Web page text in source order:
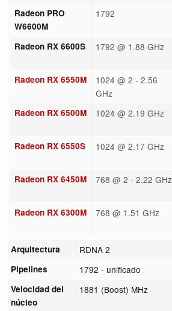
Radeon PRO
W6600M
1792
Radeon RX 6600S 1792 @ 1.88 GHz
Radeon RX 6550M
1024 @ 2 - 2.56
GHz
Radeon RX 6500M 1024 @ 2.19 GHz
Radeon RX 6550S 1024 @ 2.17 GHz
Radeon RX 6450M 768 @ 2 - 2.22 GHz
Radeon RX 6300M 768 @ 1.51 GHz
Arquitectura RDNA 2
Pipelines 1792 - unificado
Velocidad del
núcleo
1881 (Boost) MHz